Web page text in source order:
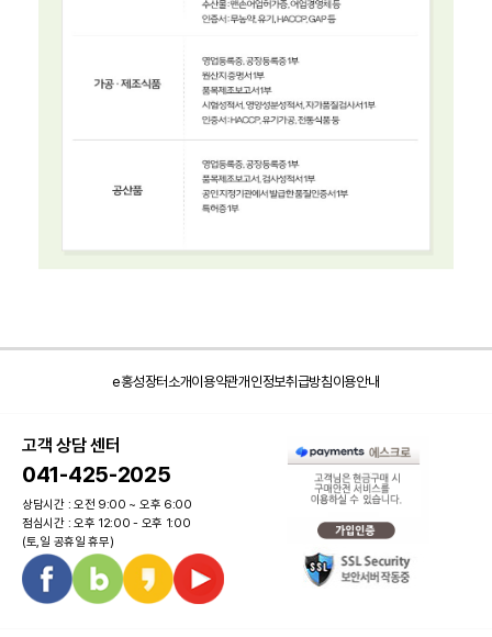
e홍성장터소개이용약관개인정보취급방침이용안내
고객 상담 센터
041-425-2025
상담시간 : 오전 9:00 ~ 오후 6:00
점심시간 : 오후 12:00 - 오후 1:00
(토,일 공휴일 휴무)